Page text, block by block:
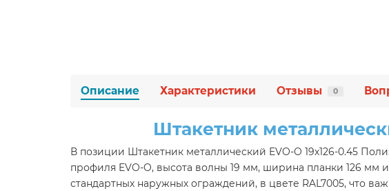
Описание Характеристики Отзывы 0
Штакетник
В позиции Штакетник металлический EVO-O 19х126-0.45
профиля EVO-O, высота волны 19 мм, ширина планки 126
стандартных наружных ограждений, в цвете RAL7005, что